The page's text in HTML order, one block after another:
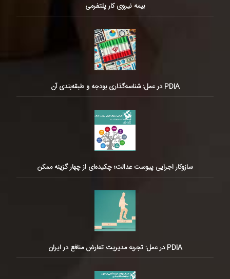
بیمه نیروی کار پلتفرمی
PDIA در عمل: شناسه‌گذاری بودجه و طبقه‌بندی آن
سازوکار اجرایی پیوست عدالت؛ چکیده‌ای از چهار گزینه ممکن
PDIA در عمل: تجربه مدیریت تعارض منافع در ایران